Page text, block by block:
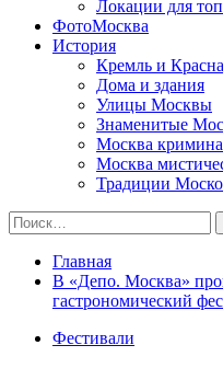
Локации для
ФотоМосква
История
Кремль и
Дома и здания
Улицы Москвы
Знаменитые
Москва
Москва
Традиции
Найти:
Главная
В «Депо. Москва»
гастрономический
Фестивали